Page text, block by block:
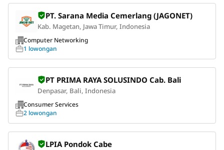
PT. Sarana Media Cemerlang (JAGONET)
Kab. Magetan, Jawa Timur, Indonesia
Computer Networking
1 lowongan
PT PRIMA RAYA SOLUSINDO Cab. Bali
Denpasar, Bali, Indonesia
Consumer Services
2 lowongan
LPIA Pondok Cabe